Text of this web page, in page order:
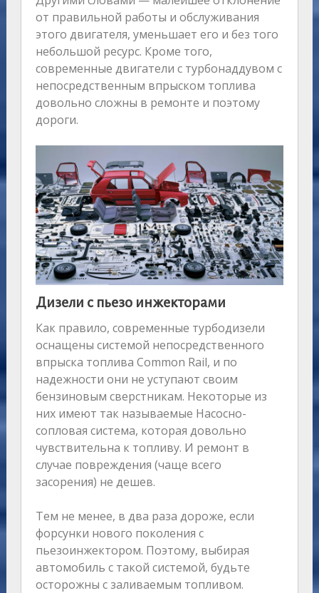
от правильной работы и обслуживания
этого двигателя, уменьшает его и без того
небольшой ресурс. Кроме того,
современные двигатели с турбонаддувом с
непосредственным впрыском топлива
довольно сложны в ремонте и поэтому
дороги.
Дизели с пьезо инжекторами
Как правило, современные турбодизели
оснащены системой непосредственного
впрыска топлива Common Rail, и по
надежности они не уступают своим
бензиновым сверстникам. Некоторые из
них имеют так называемые Насосно-
сопловая система, которая довольно
чувствительна к топливу. И ремонт в
случае повреждения (чаще всего
засорения) не дешев.
Тем не менее, в два раза дороже, если
форсунки нового поколения с
пьезоинжектором. Поэтому, выбирая
автомобиль с такой системой, будьте
осторожны с заливаемым топливом.